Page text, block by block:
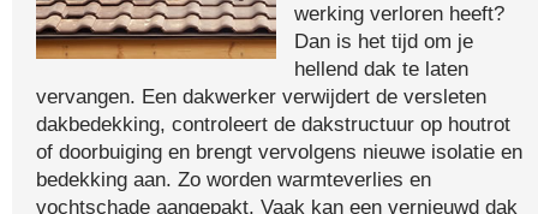
werking verloren heeft?
Dan is het tijd om je
hellend dak te laten
vervangen. Een dakwerker verwijdert de versleten
dakbedekking, controleert de dakstructuur op houtrot
of doorbuiging en brengt vervolgens nieuwe isolatie en
bedekking aan. Zo worden warmteverlies en
vochtschade aangepakt. Vaak kan een vernieuwd dak